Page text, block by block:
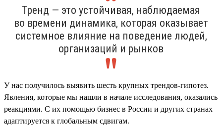
Тренд — это устойчивая, наблюдаемая
во времени динамика, которая оказывает
системное влияние на поведение людей,
организаций и рынков
У нас получилось выявить шесть крупных трендов-гипотез.
Явления, которые мы нашли в начале исследования, оказались
реакциями. С их помощью бизнес в России и других странах
адаптируется к глобальным сдвигам.